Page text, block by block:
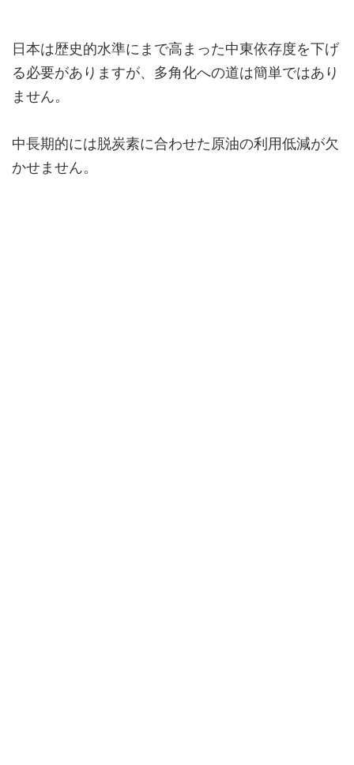
日本は歴史的水準にまで高まった中東依存度を下げ
る必要がありますが、多角化への道は簡単ではあり
ません。
中長期的には脱炭素に合わせた原油の利用低減が欠
かせません。